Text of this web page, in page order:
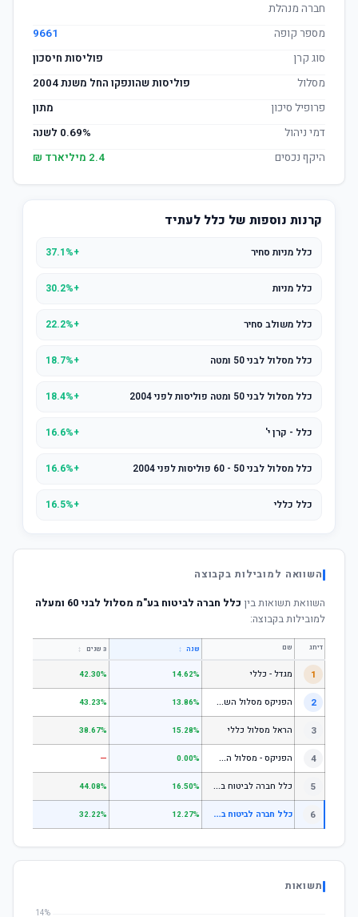
חברה מנהלת
מספר קופה
9661
סוג קרן
פוליסות חיסכון
מסלול
פוליסות שהונפקו החל משנת 2004
פרופיל סיכון
מתון
דמי ניהול
0.69% לשנה
היקף נכסים
2.4 מיליארד ₪
קרנות נוספות של כלל לעתיד
כלל מניות סחיר +37.1%
כלל מניות +30.2%
כלל משולב סחיר +22.2%
כלל מסלול לבני 50 ומטה +18.7%
כלל מסלול לבני 50 ומטה פוליסות לפני 2004 +18.4%
כלל - קרן י' +16.6%
כלל מסלול לבני 50 - 60 פוליסות לפני 2004 +16.6%
כלל כללי +16.5%
השוואה למובילות בקבוצה
השוואת תשואות בין כלל חברה לביטוח בע"מ מסלול לבני 60 ומעלה
למובילות בקבוצה:
דירוג שם שנה ↕ 3 שנים ↕
1 מגדל - כללי 14.62%
42.30%
2 ה
פניקס מסלול השקעה כללי 13.86%
43.23%
3 הראל מסלול כללי 15.28%
38.67%
4 ה
פניקס - מסלול השקעה בניהול אישי 0.00%
—
5 כ
לל חברה לביטוח בע"מ כללי 16.50%
44.08%
6 כ
לל חברה לביטוח בע"מ מסלול לבני 60 ומעלה 12.27%
32.22%
תשואות